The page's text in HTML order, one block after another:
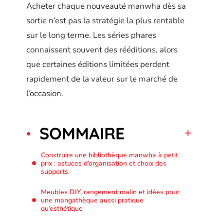
Acheter chaque nouveauté manwha dès sa
sortie n’est pas la stratégie la plus rentable
sur le long terme. Les séries phares
connaissent souvent des rééditions, alors
que certaines éditions limitées perdent
rapidement de la valeur sur le marché de
l’occasion.
SOMMAIRE
Construire une bibliothèque manwha à petit
prix : astuces d’organisation et choix des
supports
Meubles DIY, rangement malin et idées pour
une mangathèque aussi pratique
qu’esthétique